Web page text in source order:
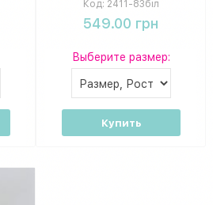
Код: 2411-83біл
549.00 грн
Выберите размер:
Купить